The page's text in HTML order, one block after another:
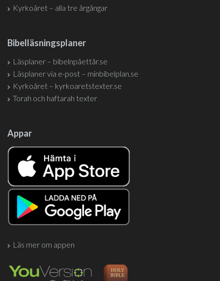
Kyrkoåret – alla tre årgångar
Bibelläsningsplaner
Läsplaner – bibelnpåettår.se
Läsplaner via e-post – minbibelplan.se
Kyrkoåret – kyrkoaretstexter.se
Torah och haftarah texter
Appar
Läs mer om appen